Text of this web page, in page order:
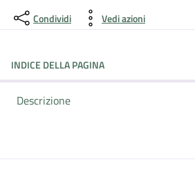
Condividi Vedi azioni
INDICE DELLA PAGINA
Descrizione